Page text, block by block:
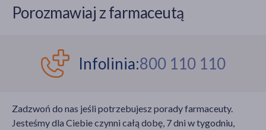
Porozmawiaj z farmaceutą
Infolinia:800 110 110
Zadzwoń do nas jeśli potrzebujesz porady farmaceuty.
Jesteśmy dla Ciebie czynni całą dobę, 7 dni w tygodniu,